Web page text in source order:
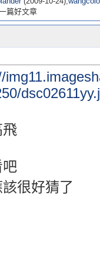
篇好文章
吧
很好猜了